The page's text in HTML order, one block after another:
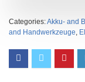
Categories:Akku- and
and Handwerkzeuge,